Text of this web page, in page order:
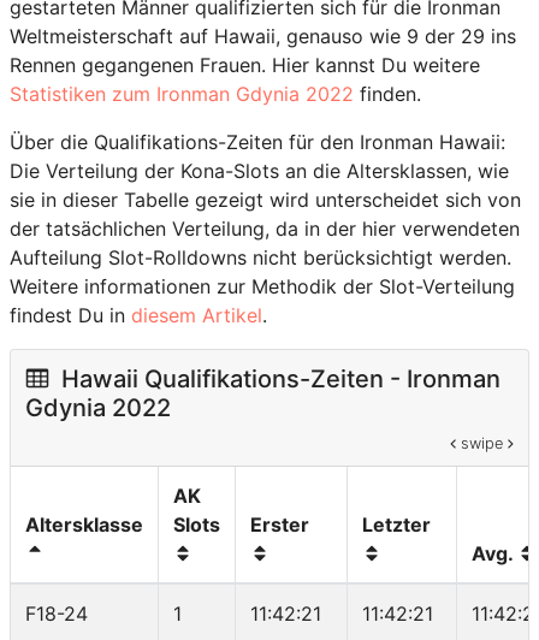
gestarteten Männer qualifizierten sich für die Ironman
Weltmeisterschaft auf Hawaii, genauso wie 9 der 29 ins
Rennen gegangenen Frauen. Hier kannst Du weitere
Statistiken zum Ironman Gdynia 2022 finden.
Über die Qualifikations-Zeiten für den Ironman Hawaii:
Die Verteilung der Kona-Slots an die Altersklassen, wie
sie in dieser Tabelle gezeigt wird unterscheidet sich von
der tatsächlichen Verteilung, da in der hier verwendeten
Aufteilung Slot-Rolldowns nicht berücksichtigt werden.
Weitere informationen zur Methodik der Slot-Verteilung
findest Du in diesem Artikel.
Hawaii Qualifikations-Zeiten - Ironman
Gdynia 2022
swipe
Altersklasse
AK
Slots
Erster
Letzter
Avg.
F18-24 1 11:42:21 11:42:21